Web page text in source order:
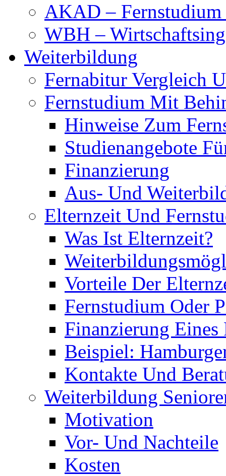
AKAD – Fernstudium
WBH –
Weiterbildung
Fernabitur Vergleich
Fernstudium Mit
Hinweise Zum
Studienangebote
Finanzierung
Aus- Und
Elternzeit Und
Was Ist Elternzeit?
Vorteile Der
Fernstudium Oder
Finanzierung Eines
Beispiel:
Kontakte Und
Weiterbildung
Motivation
Vor- Und Nachteile
Kosten